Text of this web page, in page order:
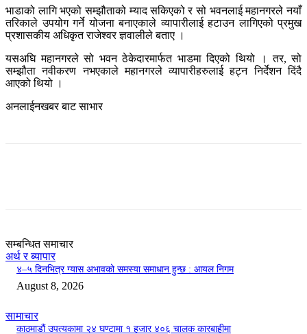
भाडाको लागि भएको सम्झौताको म्याद सकिएको र सो भवनलाई महानगरले नयाँ
तरिकाले उपयोग गर्ने योजना बनाएकाले व्यापारीलाई हटाउन लागिएको प्रमुख
प्रशासकीय अधिकृत राजेश्वर ज्ञवालीले बताए ।
यसअघि महानगरले सो भवन ठेकेदारमार्फत भाडमा दिएको थियो । तर, सो
सम्झौता नवीकरण नभएकाले महानगरले व्यापारीहरुलाई हट्न निर्देशन दिंदै
आएको थियो ।
अनलाईनखबर बाट साभार
सम्बन्धित समाचार
अर्थ र ब्यापार
४–५ दिनभित्र ग्यास अभावको समस्या समाधान हुन्छ : आयल निगम
August 8, 2026
सामाचार
काठमाडौं उपत्यकामा २४ घण्टामा १ हजार ४०६ चालक कारबाहीमा